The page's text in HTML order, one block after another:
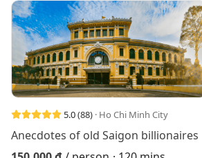
5.0(88) · Ho Chi Minh City
Anecdotes of old Saigon billionaires